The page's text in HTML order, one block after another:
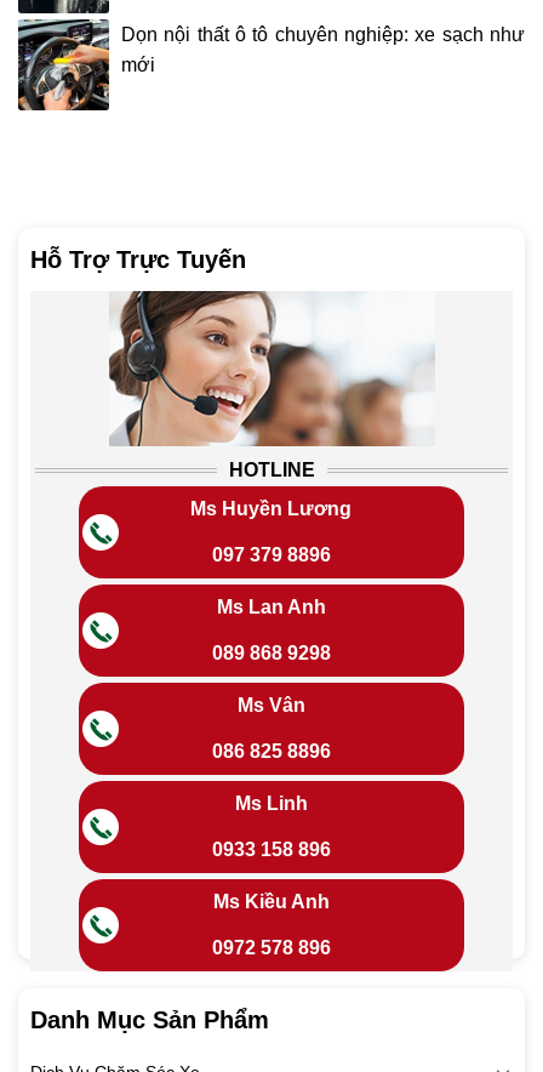
Hỗ Trợ Trực Tuyến
HOTLINE
Ms Huyền Lương
097 379 8896
Ms Lan Anh
089 868 9298
Ms Vân
086 825 8896
Ms Linh
0933 158 896
Ms Kiều Anh
0972 578 896
Danh Mục Sản Phẩm
Dọn nội thất ô tô chuyên nghiệp: xe sạch như
mới